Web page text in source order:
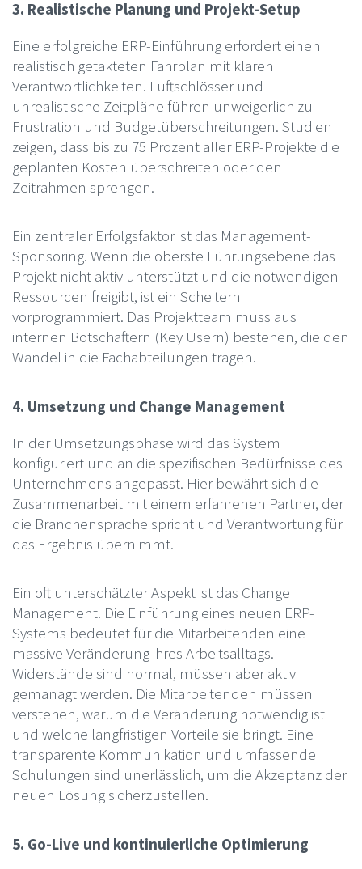
3. Realistische Planung und Projekt-Setup
Eine erfolgreiche ERP-Einführung erfordert einen
realistisch getakteten Fahrplan mit klaren
Verantwortlichkeiten. Luftschlösser und
unrealistische Zeitpläne führen unweigerlich zu
Frustration und Budgetüberschreitungen. Studien
zeigen, dass bis zu 75 Prozent aller ERP-Projekte die
geplanten Kosten überschreiten oder den
Zeitrahmen sprengen.
Ein zentraler Erfolgsfaktor ist das Management-
Sponsoring. Wenn die oberste Führungsebene das
Projekt nicht aktiv unterstützt und die notwendigen
Ressourcen freigibt, ist ein Scheitern
vorprogrammiert. Das Projektteam muss aus
internen Botschaftern (Key Usern) bestehen, die den
Wandel in die Fachabteilungen tragen.
4. Umsetzung und Change Management
In der Umsetzungsphase wird das System
konfiguriert und an die spezifischen Bedürfnisse des
Unternehmens angepasst. Hier bewährt sich die
Zusammenarbeit mit einem erfahrenen Partner, der
die Branchensprache spricht und Verantwortung für
das Ergebnis übernimmt.
Ein oft unterschätzter Aspekt ist das Change
Management. Die Einführung eines neuen ERP-
Systems bedeutet für die Mitarbeitenden eine
massive Veränderung ihres Arbeitsalltags.
Widerstände sind normal, müssen aber aktiv
gemanagt werden. Die Mitarbeitenden müssen
verstehen, warum die Veränderung notwendig ist
und welche langfristigen Vorteile sie bringt. Eine
transparente Kommunikation und umfassende
Schulungen sind unerlässlich, um die Akzeptanz der
neuen Lösung sicherzustellen.
5. Go-Live und kontinuierliche Optimierung